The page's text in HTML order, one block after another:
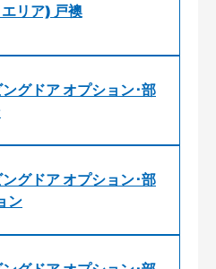
リア) 戸襖
グドア オプション･部
グドア オプション･部
ン